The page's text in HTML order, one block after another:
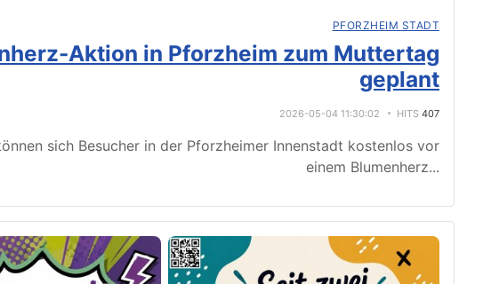
PFORZHEIM STADT
Aktion in Pforzheim zum Muttertag
geplant
2026-05-04 11:30:02 HITS 407
sich Besucher in der Pforzheimer Innenstadt kostenlos vor
einem Blumenherz...